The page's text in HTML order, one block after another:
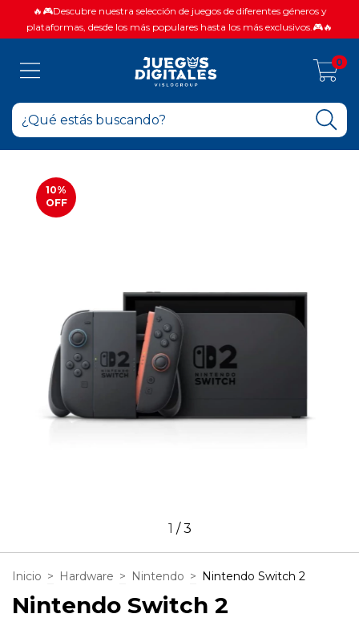
🔥🎮Descubre nuestra selección de juegos de diferentes géneros y
plataformas, desde los más populares hasta los más exclusivos.🎮🔥
0
10%
OFF
1 /3
Inicio > Hardware > Nintendo > Nintendo Switch 2
Nintendo Switch 2